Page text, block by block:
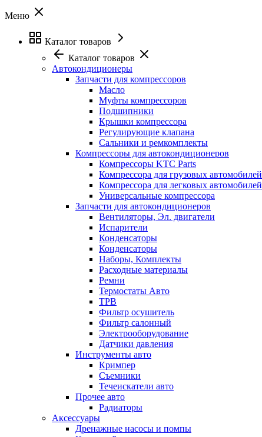
Меню
Каталог товаров
Каталог товаров
Автокондиционеры
Запчасти для компрессоров
Масло
Муфты компрессоров
Подшипники
Крышки компрессора
Регулирующие клапана
Сальники и ремкомплекты
Компрессоры для автокондиционеров
Компрессоры KTC Parts
Компрессора для грузовых автомобилей
Компрессора для легковых автомобилей
Универсальные компрессора
Запчасти для автокондиционеров
Вентиляторы, Эл. двигатели
Испарители
Конденсаторы
Конденсаторы
Наборы, Комплекты
Расходные материалы
Ремни
Термостаты Авто
ТРВ
Фильтр осушитель
Фильтр салонный
Электрооборудование
Датчики давления
Инструменты авто
Кримпер
Съемники
Течеискатели авто
Прочее авто
Радиаторы
Аксессуары
Дренажные насосы и помпы